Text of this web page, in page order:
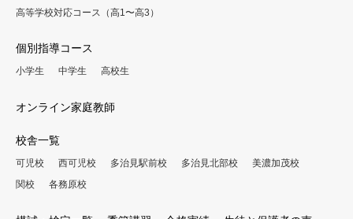
高等学校対応コース（高1〜高3）
個別指導コース
小学生 中学生 高校生
オンライン家庭教師
校舎一覧
可児校 西可児校 多治見駅前校 多治見北部校
美濃加茂校
関校
各務原校